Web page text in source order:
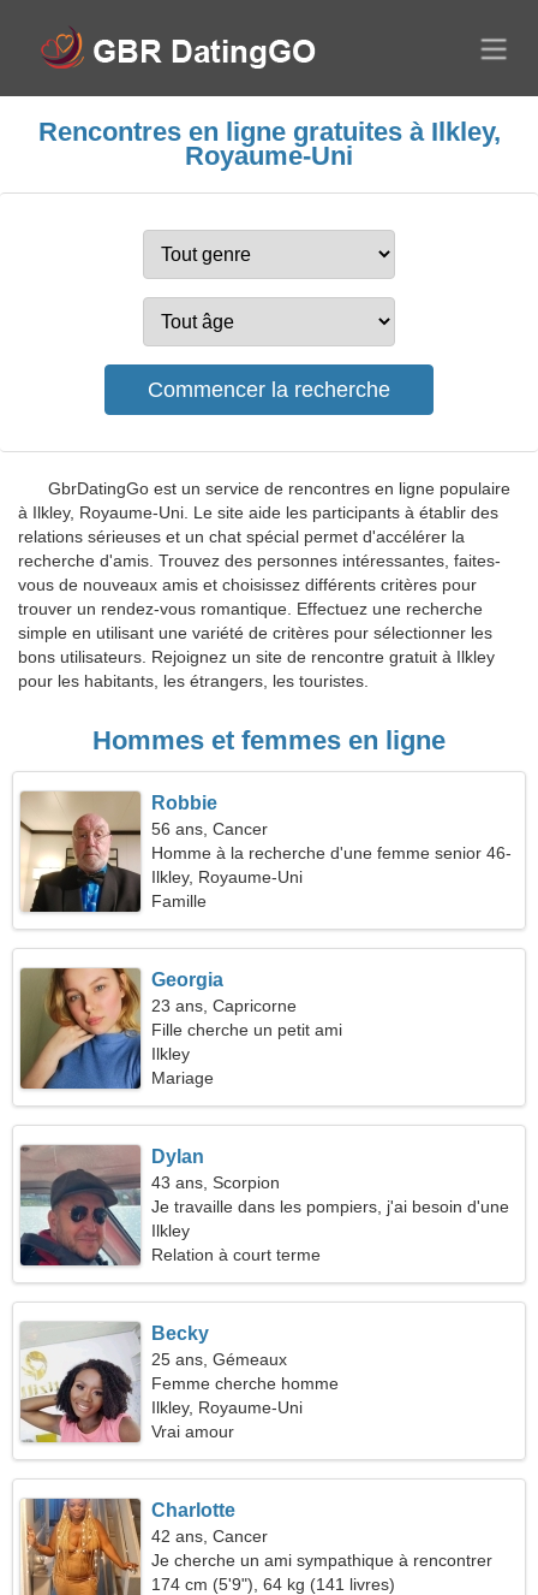
Rencontres en ligne gratuites à Ilkley,
Royaume-Uni
GbrDatingGo est un service de rencontres en ligne populaire
à Ilkley, Royaume-Uni. Le site aide les participants à établir des
relations sérieuses et un chat spécial permet d'accélérer la
recherche d'amis. Trouvez des personnes intéressantes, faites-
vous de nouveaux amis et choisissez différents critères pour
trouver un rendez-vous romantique. Effectuez une recherche
simple en utilisant une variété de critères pour sélectionner les
bons utilisateurs. Rejoignez un site de rencontre gratuit à Ilkley
pour les habitants, les étrangers, les touristes.
Hommes et femmes en ligne
Robbie
56 ans, Cancer
Homme à la recherche d'une femme senior 46-
51
Ilkley, Royaume-Uni
Famille
Georgia
23 ans, Capricorne
Fille cherche un petit ami
Ilkley
Mariage
Dylan
43 ans, Scorpion
Je travaille dans les pompiers, j'ai besoin d'une
femme gracieuse
Ilkley
Relation à court terme
Becky
25 ans, Gémeaux
Femme cherche homme
Ilkley, Royaume-Uni
Vrai amour
Charlotte
42 ans, Cancer
Je cherche un ami sympathique à rencontrer
174 cm (5'9"), 64 kg (141 livres)